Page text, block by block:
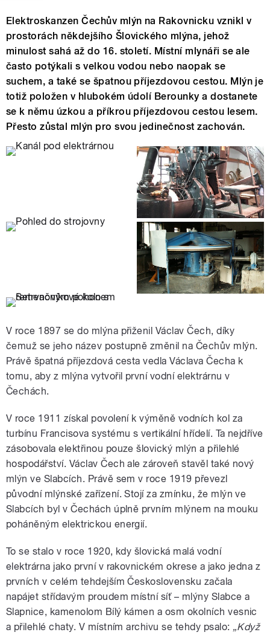
Elektroskanzen Čechův mlýn na Rakovnicku vznikl v
prostorách někdejšího Šlovického mlýna, jehož
minulost sahá až do 16. století. Místní mlynáři se ale
často potýkali s velkou vodou nebo naopak se
suchem, a také se špatnou příjezdovou cestou. Mlýn je
totiž položen v hlubokém údolí Berounky a dostanete
se k němu úzkou a příkrou příjezdovou cestou lesem.
Přesto zůstal mlýn pro svou jedinečnost zachován.
V roce 1897 se do mlýna přiženil Václav Čech, díky
čemuž se jeho název postupně změnil na Čechův mlýn.
Právě špatná příjezdová cesta vedla Václava Čecha k
tomu, aby z mlýna vytvořil první vodní elektrárnu v
Čechách.
V roce 1911 získal povolení k výměně vodních kol za
turbínu Francisova systému s vertikální hřídelí. Ta nejdříve
zásobovala elektřinou pouze šlovický mlýn a přilehlé
hospodářství. Václav Čech ale zároveň stavěl také nový
mlýn ve Slabcích. Právě sem v roce 1919 převezl
původní mlýnské zařízení. Stojí za zmínku, že mlýn ve
Slabcích byl v Čechách úplně prvním mlýnem na mouku
poháněným elektrickou energií.
To se stalo v roce 1920, kdy šlovická malá vodní
elektrárna jako první v rakovnickém okrese a jako jedna z
prvních v celém tehdejším Československu začala
napájet střídavým proudem místní síť – mlýny Slabce a
Slapnice, kamenolom Bílý kámen a osm okolních vesnic
a přilehlé chaty. V místním archivu se tehdy psalo: „Když